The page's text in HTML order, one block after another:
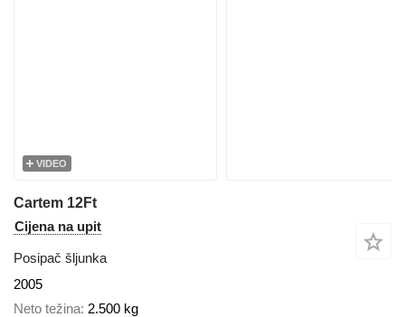
VIDEO
Cartem 12Ft
Cijena na upit
Posipač šljunka
2005
Neto težina 2.500 kg